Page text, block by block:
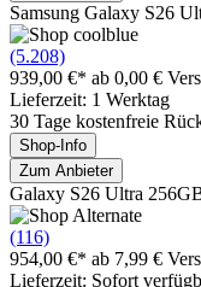
Samsung Galaxy S26
(5.208)
939,00 €* ab 0,00 €
Lieferzeit: 1 Werktag
30 Tage kostenfreie
Shop-Info
Zum Anbieter
Galaxy S26 Ultra
(116)
954,00 €* ab 7,99 €
Lieferzeit: Sofort